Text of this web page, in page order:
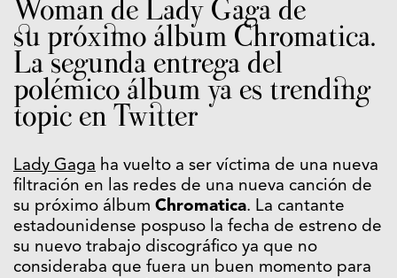
Woman de Lady Gaga de
su próximo álbum Chromatica.
La segunda entrega del
polémico álbum ya es trending
topic en Twitter
Lady Gaga ha vuelto a ser víctima de una nueva
filtración en las redes de una nueva canción de
su próximo álbum Chromatica. La cantante
estadounidense pospuso la fecha de estreno de
su nuevo trabajo discográfico ya que no
consideraba que fuera un buen momento para